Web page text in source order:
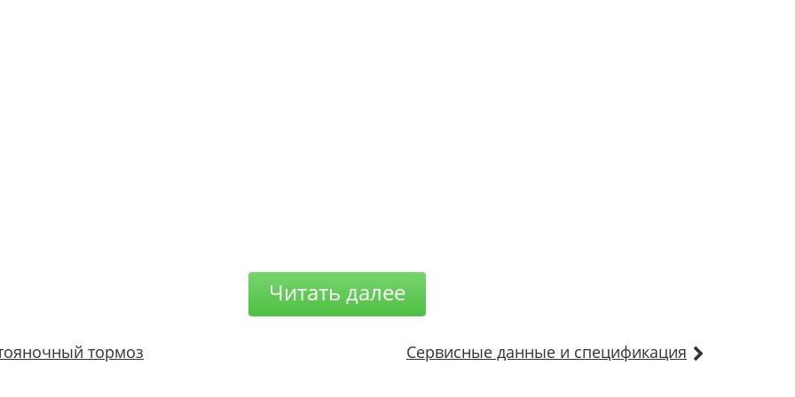
Читать далее
тормоз Сервисные данные и спецификация